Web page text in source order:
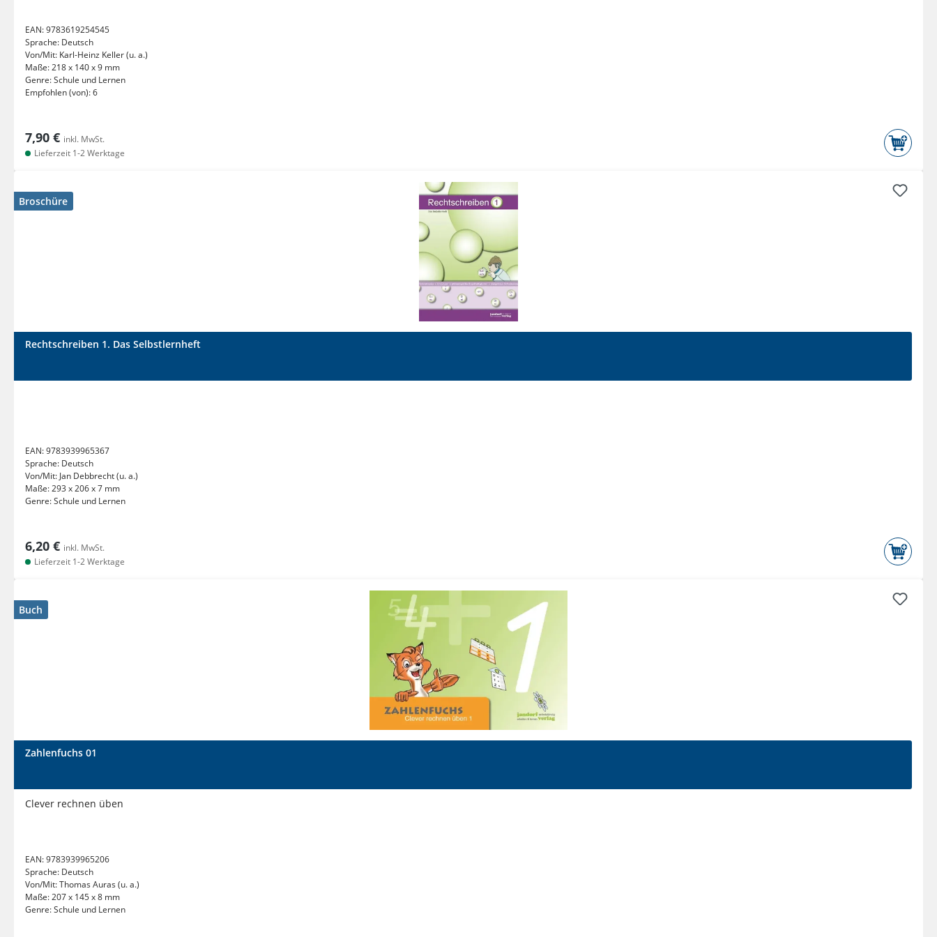
EAN:9783619254545
Sprache: Deutsch
Von/Mit: Karl-Heinz Keller (u. a.)
Maße:218 x 140 x 9 mm
Genre:Schule und Lernen
Empfohlen (von):6
7,90 € inkl. MwSt.
Lieferzeit 1-2 Werktage
Broschüre
Rechtschreiben 1. Das Selbstlernheft
EAN:9783939965367
Sprache: Deutsch
Von/Mit: Jan Debbrecht (u. a.)
Maße:293 x 206 x 7 mm
Genre:Schule und Lernen
6,20 € inkl. MwSt.
Lieferzeit 1-2 Werktage
Buch
Zahlenfuchs 01
Clever rechnen üben
EAN:9783939965206
Sprache: Deutsch
Von/Mit:Thomas Auras (u. a.)
Maße:207 x 145 x 8 mm
Genre:Schule und Lernen